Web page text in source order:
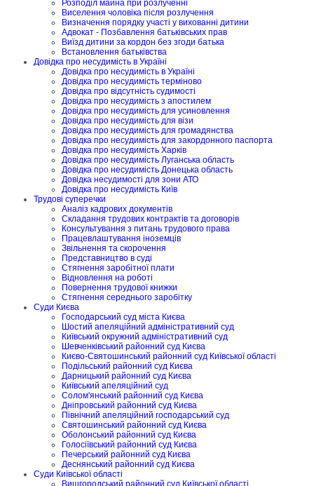
Розподіл майна при розлученні
Виселення чоловіка після розлучення
Визначення порядку участі у вихованні дитини
Адвокат - Позбавлення батьківських прав
Виїзд дитини за кордон без згоди батька
Встановлення батьківства
Довідка про несудимість в Україні
Довідка про несудимість в Україні
Довідка про несудимість терміново
Довідка про відсутність судимості
Довідка про несудимість з апостилем
Довідка про несудимість для усиновлення
Довідка про несудимість для візи
Довідка про несудимість для громадянства
Довідка про несудимість для закордонного паспорта
Довідка про несудимість Харків
Довідка про несудимість Луганська область
Довідка про несудимість Донецька область
Довідка несудимості для зони АТО
Довідка про несудимість Київ
Трудові суперечки
Аналіз кадрових документів
Складання трудових контрактів та договорів
Консультування з питань трудового права
Працевлаштування іноземців
Звільнення та скорочення
Представництво в суді
Стягнення заробітної плати
Відновлення на роботі
Повернення трудової книжки
Стягнення середнього заробітку
Суди Києва
Господарський суд міста Києва
Шостий апеляційний адміністративний суд
Київський окружний адміністративний суд
Шевченківський районний суд Києва
Києво-Святошинський районний суд Київської області
Подільський районний суд Києва
Дарницький районний суд Києва
Київський апеляційний суд
Солом'янський районний суд Києва
Дніпровський районний суд Києва
Північний апеляційний господарський суд
Святошинський районний суд Києва
Оболонський районний суд Києва
Голосіївський районний суд Києва
Печерський районний суд Києва
Деснянський районний суд Києва
Суди Київської області
Вишгородський районний суд Київської області